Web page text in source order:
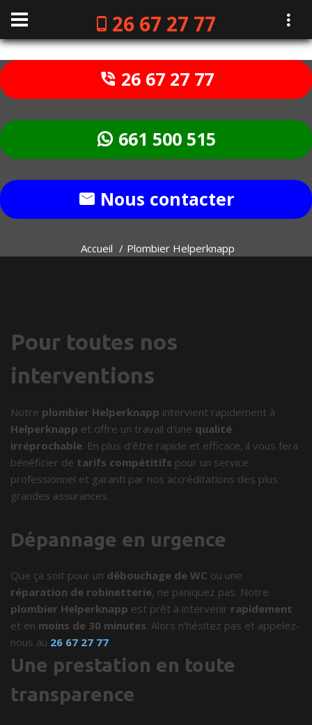
26 67 27 77
26 67 27 77
661 500 515
Nous contacter
Accueil Plombier Helperknapp
Pour toutes nos
interventions
Notre plombier Helperknapp intervient rapidement à
Helperknapp et offre un travail d'une qualité
irréprochable. En plus d'être rapide et efficace, il vous fera
bénéficier de tarifs compétitifs pour un service
professionnel et garanti par nos accréditations des plus
grandes assurances.
Dépannage en urgence
Que ça soit pour un débouchage de WC ou une
réparation de robinetterie, ne paniquez pas. Notre
plombier Helperknapp est prêt à intervenir rapidement
et en moins de 30 minutes. Alors n'hésitez pas et appelez-
nous au 26 67 27 77.
Une prestation en toute
transparence